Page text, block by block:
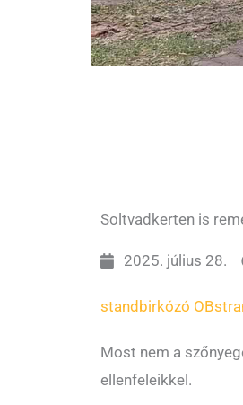
Soltvadkerten is
2025. július 28.
standbirkózó OB
Most nem a
ellenfeleikkel.